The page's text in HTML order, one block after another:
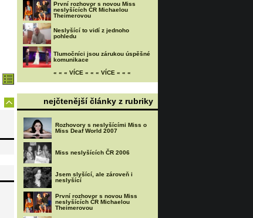
První rozhovor s novou Miss
neslyšících ČR Michaelou
Theimerovou
Neslyšící to vidí z jednoho
pohledu
Tlumočníci jsou zárukou úspěšné
komunikace
« « « VÍCE « « « VÍCE « « «
nejčtenější články z rubriky
Rozhovory s neslyšícími Miss o
Miss Deaf World 2007
Miss neslyšících ČR 2006
Jsem slyšící, ale zároveň i
neslyšící
První rozhovor s novou Miss
neslyšících ČR Michaelou
Theimerovou